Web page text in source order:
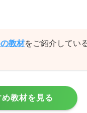
教材をご紹介してい
教材を見る